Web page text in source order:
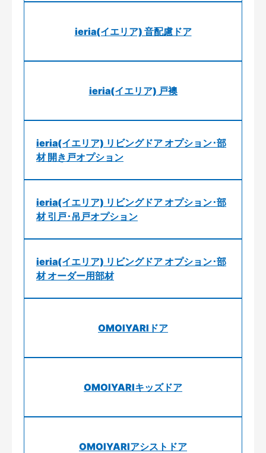
ieria(イエリア) 音配慮ドア
ieria(イエリア) 戸襖
ieria(イエリア) リビングドア オプション･部
材 開き戸オプション
ieria(イエリア) リビングドア オプション･部
材 引戸･吊戸オプション
ieria(イエリア) リビングドア オプション･部
材 オーダー用部材
OMOIYARIドア
OMOIYARIキッズドア
OMOIYARIアシストドア